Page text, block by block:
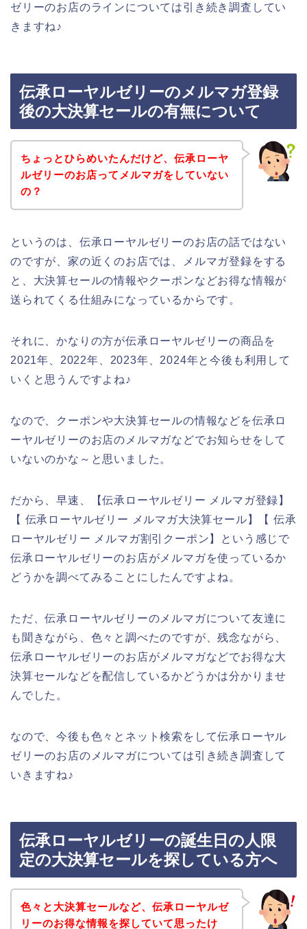
ゼリーのお店のラインについては引き続き調査してい
きますね♪
伝承ローヤルゼリーのメルマガ登録
後の大決算セールの有無について
ちょっとひらめいたんだけど、伝承ローヤ
ルゼリーのお店ってメルマガをしていない
の？
というのは、伝承ローヤルゼリーのお店の話ではない
のですが、家の近くのお店では、メルマガ登録をする
と、大決算セールの情報やクーポンなどお得な情報が
送られてくる仕組みになっているからです。
それに、かなりの方が伝承ローヤルゼリーの商品を
2021年、2022年、2023年、2024年と今後も利用して
いくと思うんですよね♪
なので、クーポンや大決算セールの情報などを伝承ロ
ーヤルゼリーのお店のメルマガなどでお知らせをして
いないのかな～と思いました。
だから、早速、【伝承ローヤルゼリー メルマガ登録】
【 伝承ローヤルゼリー メルマガ大決算セール】【 伝承
ローヤルゼリー メルマガ割引クーポン】という感じで
伝承ローヤルゼリーのお店がメルマガを使っているか
どうかを調べてみることにしたんですよね。
ただ、伝承ローヤルゼリーのメルマガについて友達に
も聞きながら、色々と調べたのですが、残念ながら、
伝承ローヤルゼリーのお店がメルマガなどでお得な大
決算セールなどを配信しているかどうかは分かりませ
んでした。
なので、今後も色々とネット検索をして伝承ローヤル
ゼリーのお店のメルマガについては引き続き調査して
いきますね♪
伝承ローヤルゼリーの誕生日の人限
定の大決算セールを探している方へ
色々と大決算セールなど、伝承ローヤルゼ
リーのお得な情報を探していて思ったけ